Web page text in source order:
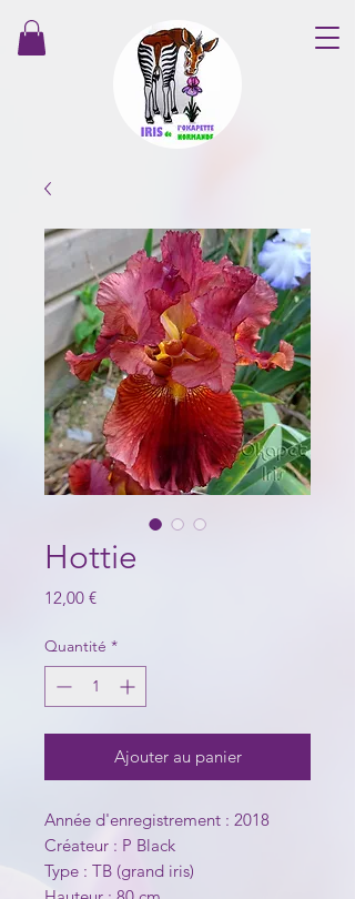
Hottie
12,00 €Prix
Quantité *
Ajouter au panier
Année d'enregistrement : 2018
Créateur : P Black
Type : TB (grand iris)